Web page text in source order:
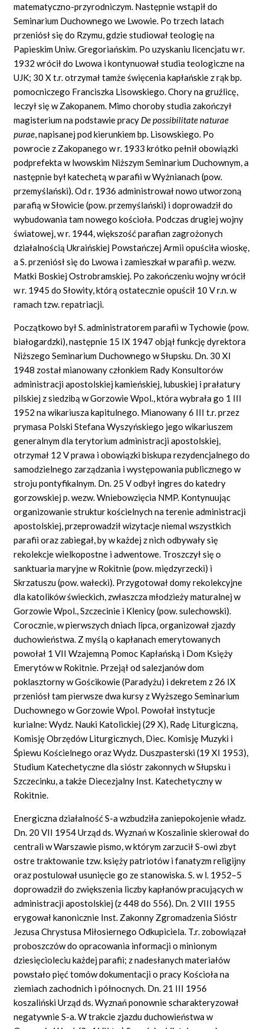
matematyczno-przyrodniczym. Następnie wstąpił do
Seminarium Duchownego we Lwowie. Po trzech latach
przeniósł się do Rzymu, gdzie studiował teologię na
Papieskim Uniw. Gregoriańskim. Po uzyskaniu licencjatu w r.
1932 wrócił do Lwowa i kontynuował studia teologiczne na
UJK; 30 X t.r. otrzymał tamże święcenia kapłańskie z rąk bp.
pomocniczego Franciszka Lisowskiego. Chory na gruźlicę,
leczył się w Zakopanem. Mimo choroby studia zakończył
magisterium na podstawie pracy De possibilitate naturae
purae, napisanej pod kierunkiem bp. Lisowskiego. Po
powrocie z Zakopanego w r. 1933 krótko pełnił obowiązki
podprefekta w lwowskim Niższym Seminarium Duchownym, a
następnie był katechetą w parafii w Wyżnianach (pow.
przemyślański). Od r. 1936 administrował nowo utworzoną
parafią w Słowicie (pow. przemyślański) i doprowadził do
wybudowania tam nowego kościoła. Podczas drugiej wojny
światowej, w r. 1944, większość parafian zagrożonych
działalnością Ukraińskiej Powstańczej Armii opuściła wioskę,
a S. przeniósł się do Lwowa i zamieszkał w parafii p. wezw.
Matki Boskiej Ostrobramskiej. Po zakończeniu wojny wrócił
w r. 1945 do Słowity, którą ostatecznie opuścił 10 V r.n. w
ramach tzw. repatriacji.
Początkowo był S. administratorem parafii w Tychowie (pow.
białogardzki), następnie 15 IX 1947 objął funkcję dyrektora
Niższego Seminarium Duchownego w Słupsku. Dn. 30 XI
1948 został mianowany członkiem Rady Konsultorów
administracji apostolskiej kamieńskiej, lubuskiej i prałatury
pilskiej z siedzibą w Gorzowie Wpol., która wybrała go 1 III
1952 na wikariusza kapitulnego. Mianowany 6 III t.r. przez
prymasa Polski Stefana Wyszyńskiego jego wikariuszem
generalnym dla terytorium administracji apostolskiej,
otrzymał 12 V prawa i obowiązki biskupa rezydencjalnego do
samodzielnego zarządzania i występowania publicznego w
stroju pontyfikalnym. Dn. 25 V odbył ingres do katedry
gorzowskiej p. wezw. Wniebowzięcia NMP. Kontynuując
organizowanie struktur kościelnych na terenie administracji
apostolskiej, przeprowadził wizytacje niemal wszystkich
parafii oraz zabiegał, by w każdej z nich odbywały się
rekolekcje wielkopostne i adwentowe. Troszczył się o
sanktuaria maryjne w Rokitnie (pow. międzyrzecki) i
Skrzatuszu (pow. wałecki). Przygotował domy rekolekcyjne
dla katolików świeckich, zwłaszcza młodzieży maturalnej w
Gorzowie Wpol., Szczecinie i Klenicy (pow. sulechowski).
Corocznie, w pierwszych dniach lipca, organizował zjazdy
duchowieństwa. Z myślą o kapłanach emerytowanych
powołał 1 VII Wzajemną Pomoc Kapłańską i Dom Księży
Emerytów w Rokitnie. Przejął od salezjanów dom
poklasztorny w Gościkowie (Paradyżu) i dekretem z 26 IX
przeniósł tam pierwsze dwa kursy z Wyższego Seminarium
Duchownego w Gorzowie Wpol. Powołał instytucje
kurialne: Wydz. Nauki Katolickiej (29 X), Radę Liturgiczną,
Komisję Obrzędów Liturgicznych, Diec. Komisję Muzyki i
Śpiewu Kościelnego oraz Wydz. Duszpasterski (19 XI 1953),
Studium Katechetyczne dla sióstr zakonnych w Słupsku i
Szczecinku, a także Diecezjalny Inst. Katechetyczny w
Rokitnie.
Energiczna działalność S-a wzbudziła zaniepokojenie władz.
Dn. 20 VII 1954 Urząd ds. Wyznań w Koszalinie skierował do
centrali w Warszawie pismo, w którym zarzucił S-owi zbyt
ostre traktowanie tzw. księży patriotów i fanatyzm religijny
oraz postulował usunięcie go ze stanowiska. S. w l. 1952–5
doprowadził do zwiększenia liczby kapłanów pracujących w
administracji apostolskiej (z 448 do 556). Dn. 2 VIII 1955
erygował kanonicznie Inst. Zakonny Zgromadzenia Sióstr
Jezusa Chrystusa Miłosiernego Odkupiciela. T.r. zobowiązał
proboszczów do opracowania informacji o minionym
dziesięcioleciu każdej parafii; z nadesłanych materiałów
powstało pięć tomów dokumentacji o pracy Kościoła na
ziemiach zachodnich i północnych. Dn. 21 III 1956
koszaliński Urząd ds. Wyznań ponownie scharakteryzował
negatywnie S-a. W trakcie zjazdu duchowieństwa w